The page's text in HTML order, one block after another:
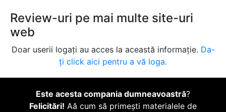
Review-uri pe mai multe site-uri
web
Doar userii logați au acces la această informație. Da-
ți click aici pentru a vă loga.
Este acesta compania dumneavoastră?
Felicitări! Aă cum să primești materialele de